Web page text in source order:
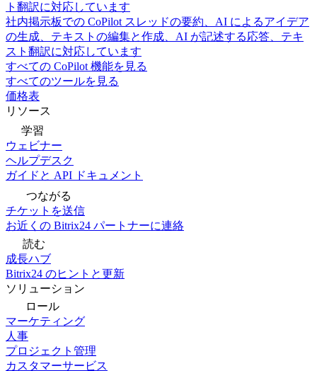
ト翻訳に対応しています
社内掲示板での CoPilot スレッドの要約、AI によるアイデア
の生成、テキストの編集と作成、AI が記述する応答、テキ
スト翻訳に対応しています
すべての CoPilot 機能を見る
すべてのツールを見る
価格表
リソース
学習
ウェビナー
ヘルプデスク
ガイドと API ドキュメント
つながる
チケットを送信
お近くの Bitrix24 パートナーに連絡
読む
成長ハブ
Bitrix24 のヒントと更新
ソリューション
ロール
マーケティング
人事
プロジェクト管理
カスタマーサービス